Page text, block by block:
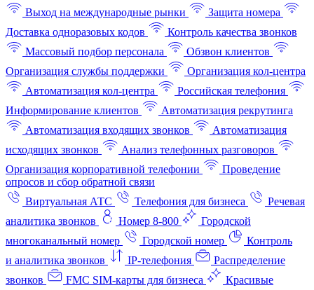
Выход на международные рынки
Защита номера
Доставка одноразовых кодов
Контроль качества звонков
Массовый подбор персонала
Обзвон клиентов
Организация службы поддержки
Организация кол-центра
Автоматизация кол-центра
Российская телефония
Информирование клиентов
Автоматизация рекрутинга
Автоматизация входящих звонков
Автоматизация
исходящих звонков
Анализ телефонных разговоров
Организация корпоративной телефонии
Проведение
опросов и сбор обратной связи
Виртуальная АТС
Телефония для бизнеса
Речевая
аналитика звонков
Номер 8-800
Городской
многоканальный номер
Городской номер
Контроль
и аналитика звонков
IP-телефония
Распределение
звонков
FMC SIM-карты для бизнеса
Красивые